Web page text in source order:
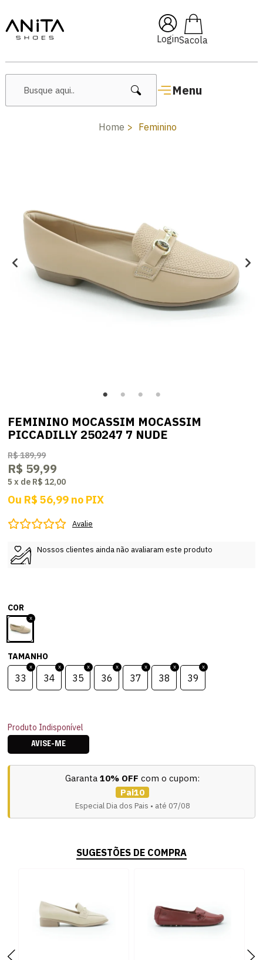
Login
Menu
🔥 Lançamentos Femininos
Home Feminino
FEMININO MOCASSIM MOCASSIM
PICCADILLY 250247 7 NUDE
R$ 189,99
R$ 59,99
5 x de R$ 12,00
Ou R$ 56,99 no PIX
Avalie
Nossos clientes ainda não avaliaram este produto
COR
TAMANHO
33 34 35 36 37 38 39
Produto Indisponível
AVISE-ME
Garanta 10% OFF com o cupom:
Pai10
Especial Dia dos Pais • até 07/08
SUGESTÕES DE COMPRA